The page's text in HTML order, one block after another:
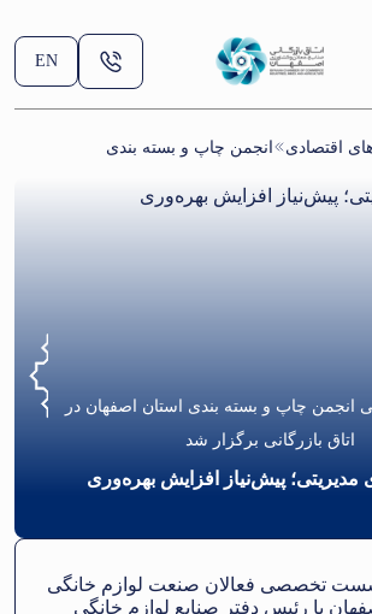
EN
اقتصادی انجمن چاپ و بسته بندی
چاپ و بسته بندی استان اصفهان در
اتاق بازرگانی برگزار شد
پیش‌نیاز افزایش بهره‌وری
تخصصی فعالان صنعت لوازم خانگی
با رئیس دفتر صنایع لوازم خانگی